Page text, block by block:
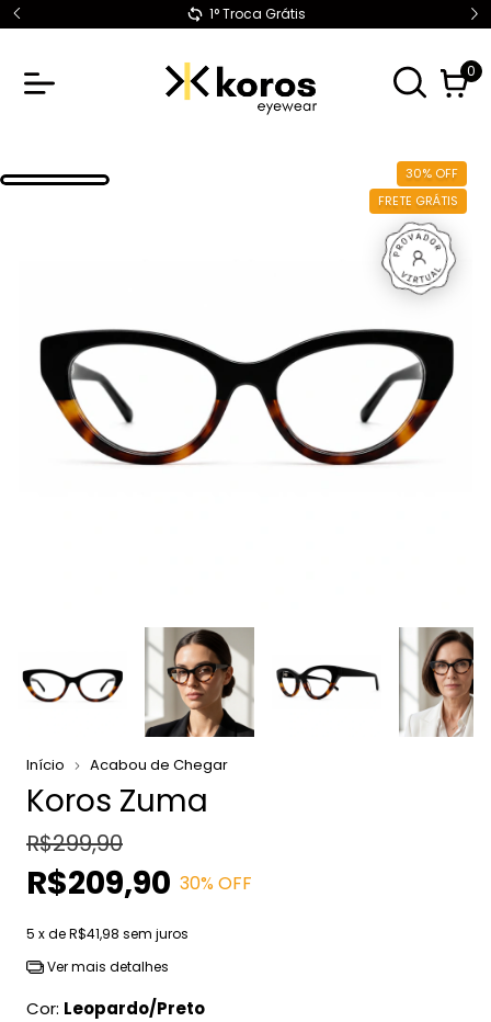
1° Troca Grátis
0
30% OFF
FRETE GRÁTIS
Início Acabou de Chegar
Koros Zuma
R$299,90
R$209,90 30% OFF
5 x deR$41,98 sem juros
Ver mais detalhes
Cor: Leopardo/Preto